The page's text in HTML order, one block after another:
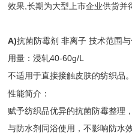
效果,长期为大型上市企业供货并
A)抗菌防霉剂 非离子 技术范围
用量：浸轧40-60g/L
不适用于直接接触皮肤的纺织品。
性能简介：
赋予纺织品优异的抗菌防霉整理
与防水剂同浴使用，不影响防水效